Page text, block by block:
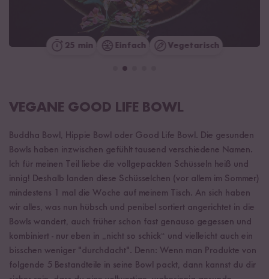
25 min Einfach Vegetarisch
VEGANE GOOD LIFE BOWL
Buddha Bowl, Hippie Bowl oder Good Life Bowl. Die gesunden
Bowls haben inzwischen gefühlt tausend verschiedene Namen.
Ich für meinen Teil liebe die vollgepackten Schüsseln heiß und
innig! Deshalb landen diese Schüsselchen (vor allem im Sommer)
mindestens 1 mal die Woche auf meinem Tisch. An sich haben
wir alles, was nun hübsch und penibel sortiert angerichtet in die
Bowls wandert, auch früher schon fast genauso gegessen und
kombiniert - nur eben in „nicht so schick“ und vielleicht auch ein
bisschen weniger "durchdacht". Denn: Wenn man Produkte von
folgende 5 Bestandteile in seine Bowl packt, dann kannst du dir